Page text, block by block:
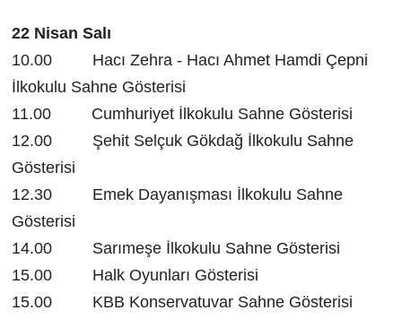
22 Nisan Salı
10.00 Hacı Zehra - Hacı Ahmet Hamdi Çepni
İlkokulu Sahne Gösterisi
11.00 Cumhuriyet İlkokulu Sahne Gösterisi
12.00 Şehit Selçuk Gökdağ İlkokulu Sahne
Gösterisi
12.30 Emek Dayanışması İlkokulu Sahne
Gösterisi
14.00 Sarımeşe İlkokulu Sahne Gösterisi
15.00 Halk Oyunları Gösterisi
15.00 KBB Konservatuvar Sahne Gösterisi